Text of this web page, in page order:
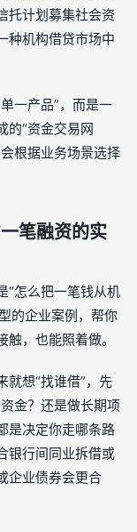
托计划募集社会资
种机构借贷市场中
一产品”，而是一
的“资金交易网
根据业务场景选择
笔融资的实
“怎么把一笔钱从机
的企业案例，帮你
，也能照着做。
就想“找谁借”，先
金？还是做长期项
是决定你走哪条路
银行间同业拆借或
企业债券会更合